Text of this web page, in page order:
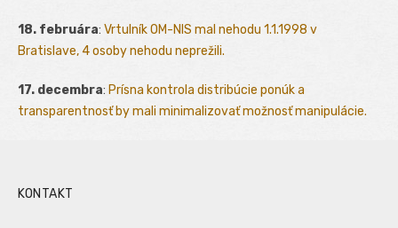
18. februára: Vrtulník OM-NIS mal nehodu 1.1.1998 v
Bratislave, 4 osoby nehodu neprežili.
17. decembra: Prísna kontrola distribúcie ponúk a
transparentnosť by mali minimalizovať možnosť manipulácie.
KONTAKT